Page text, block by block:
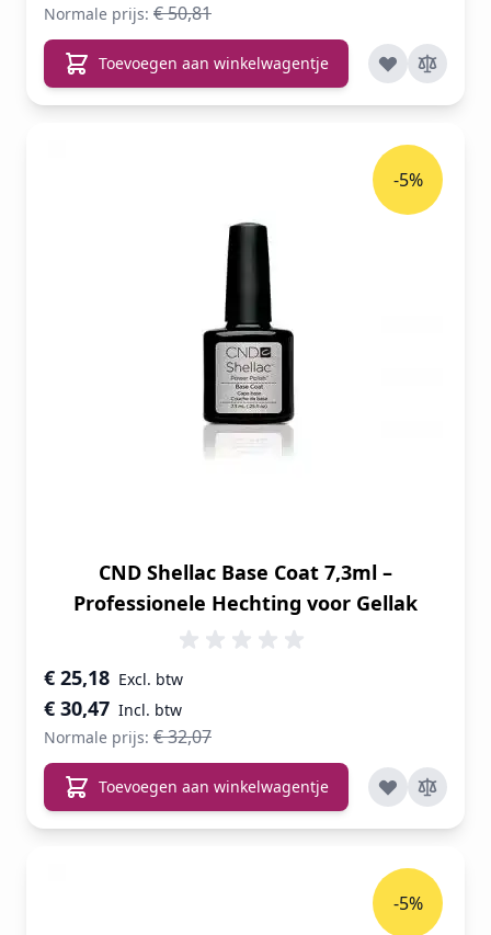
Normale prijs: € 50,81
Toevoegen aan winkelwagentje
CND Shellac Base Coat 7,3ml –
Professionele Hechting voor Gellak
Speciale prijs
€ 30,47
€ 25,18
Normale prijs: € 32,07
-5%
Toevoegen aan winkelwagentje
-5%